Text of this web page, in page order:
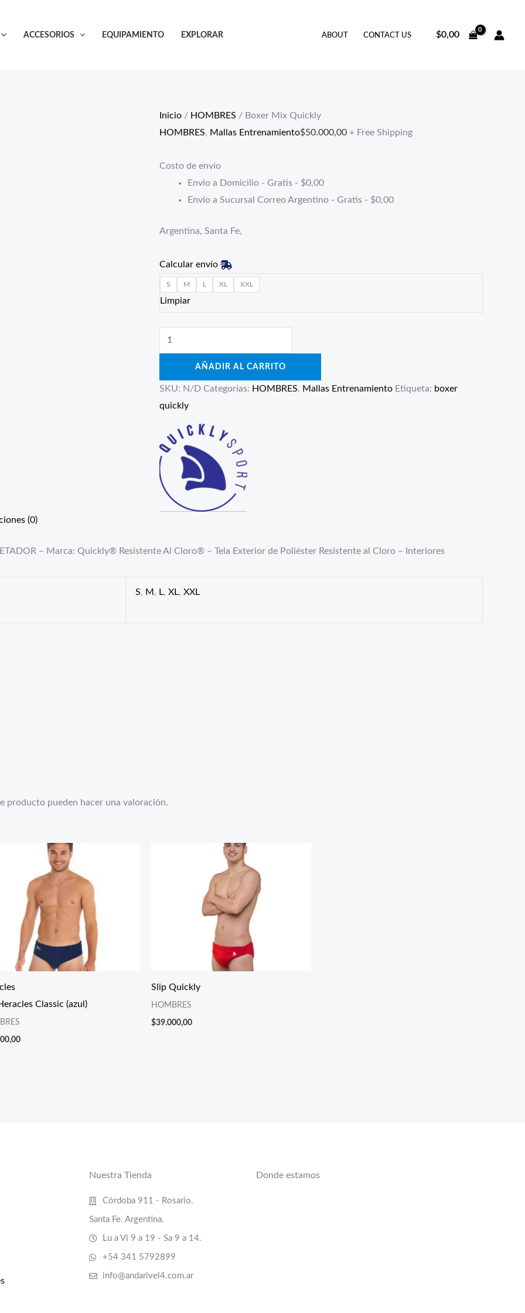
ACCESORIOS EQUIPAMIENTO EXPLORAR ABOUT CONTACT US $0,00
Inicio / HOMBRES / Boxer Mix Quickly
HOMBRES, Mallas Entrenamiento$50.000,00 + Free Shipping
Costo de envío
Envio a Domicilio - Gratis - $0,00
Envío a Sucursal Correo Argentino - Gratis - $0,00
Argentina, Santa Fe,
Calcular envío
S M XL XXL
Limpiar
AÑADIR AL CARRITO
SKU: N/D Categorías: HOMBRES, Mallas Entrenamiento Etiqueta: boxer
quickly
(0)
– Marca: Quickly® Resistente Al Cloro® – Tela Exterior de Poliéster Resistente al Cloro – Interiores
S, M , L, XL, XXL
producto pueden hacer una valoración.
Classic (azul)
Slip Quickly
HOMBRES
$39.000,00
Nuestra Tienda
Córdoba 911 - Rosario.
Santa Fe. Argentina.
Lu a Vi 9 a 19 - Sa 9 a 14.
+54 341 5792899
info@andarivel4.com.ar
Donde estamos